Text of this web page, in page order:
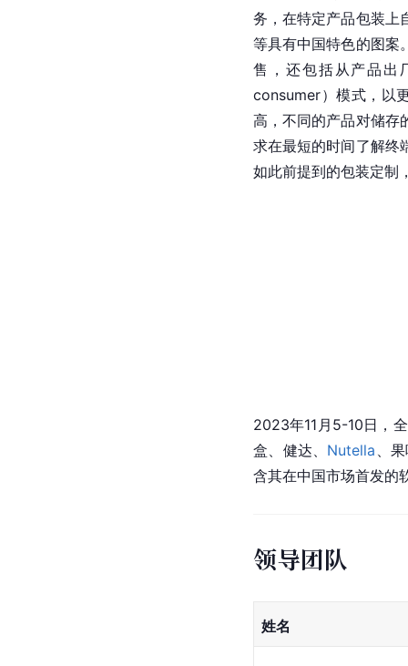
务，在特定产品包装上
等具有中国特色的图案
售，还包括从产品
consumer）模式，以
高，不同的产品对储存
求在最短的时间了解终
如此前提到的包装定制
2023年11月5-10日，
盒、健达、 Nutella 、
含其在中国市场首发的
领导团队
姓名